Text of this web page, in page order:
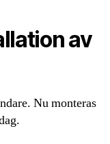
av
Nu monteras